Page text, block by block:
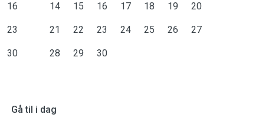
16
23
30
14 15 16 17 18 19 20
21 22 23 24 25 26 27
28 29 30
Gå til i dag